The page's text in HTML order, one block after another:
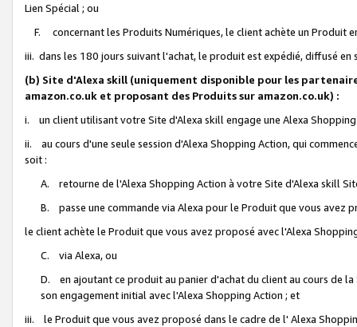
Lien Spécial ; ou
F. concernant les Produits Numériques, le client achète un Produit
iii. dans les 180 jours suivant l'achat, le produit est expédié, diffusé
(b) Site d'Alexa skill (uniquement disponible pour les
amazon.co.uk et proposant des Produits sur amazon.co.uk) :
i. un client utilisant votre Site d'Alexa skill engage une Alexa
ii. au cours d'une seule session d'Alexa Shopping Action, qui
soit :
A. retourne de l'Alexa Shopping Action à votre Site d'Alexa skill
B. passe une commande via Alexa pour le Produit que vous avez
le client achète le Produit que vous avez proposé avec l'Alexa
C. via Alexa, ou
D. en ajoutant ce produit au panier d'achat du client au cours de
son engagement initial avec l'Alexa Shopping Action ; et
iii. le Produit que vous avez proposé dans le cadre de l' Alexa